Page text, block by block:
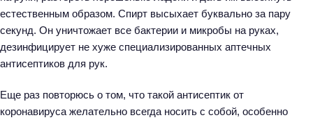
естественным образом. Спирт высыхает буквально за пару
секунд. Он уничтожает все бактерии и микробы на руках,
дезинфицирует не хуже специализированных аптечных
антисептиков для рук.
Еще раз повторюсь о том, что такой антисептик от
коронавируса желательно всегда носить с собой, особенно